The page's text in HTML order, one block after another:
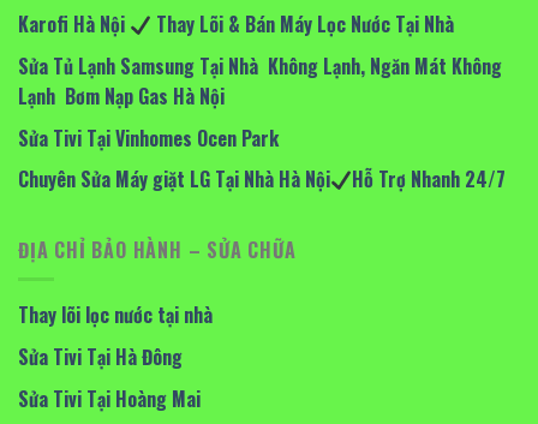
Karofi Hà Nội
Thay Lõi & Bán Máy Lọc Nước Tại Nhà
Sửa Tủ Lạnh Samsung Tại Nhà Không Lạnh, Ngăn Mát Không
Lạnh Bơm Nạp Gas Hà Nội
Sửa Tivi Tại Vinhomes Ocen Park
Chuyên Sửa Máy giặt LG Tại Nhà Hà Nội
Hỗ Trợ Nhanh 24/7
ĐỊA CHỈ BẢO HÀNH – SỬA CHỮA
Thay lõi lọc nước tại nhà
Sửa Tivi Tại Hà Đông
Sửa Tivi Tại Hoàng Mai